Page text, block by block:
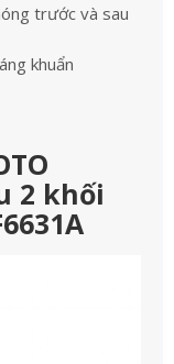
trước và sau
khuẩn
2 khối